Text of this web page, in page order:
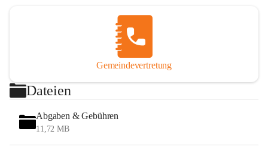
Gemeindevertretung
Dateien
Abgaben & Gebühren
11,72 MB